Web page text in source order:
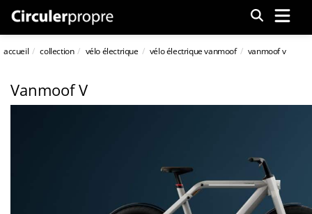
Menu
accueil collection vélo électrique vélo électrique vanmoof vanmoof v
Vanmoof V